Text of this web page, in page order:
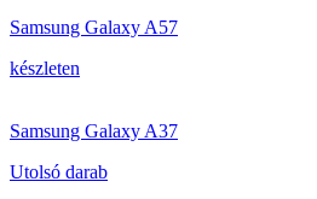
Samsung Galaxy A57
készleten
Samsung Galaxy A37
Utolsó darab